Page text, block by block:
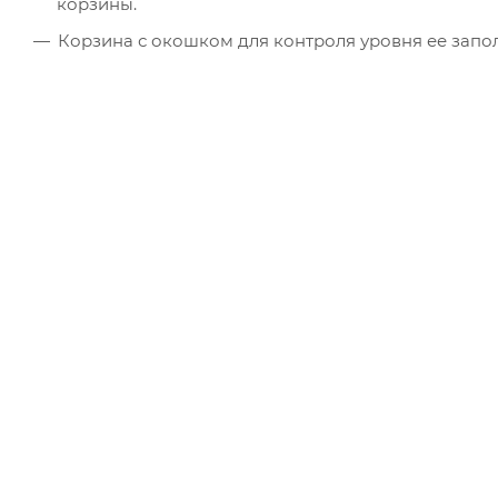
Корзина с окошком для контроля уровня ее